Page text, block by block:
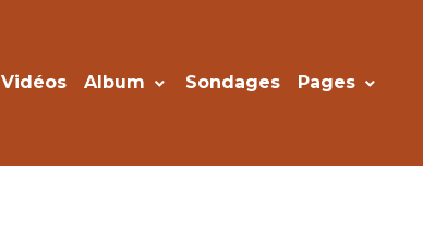
Vidéos Album Sondages Pages